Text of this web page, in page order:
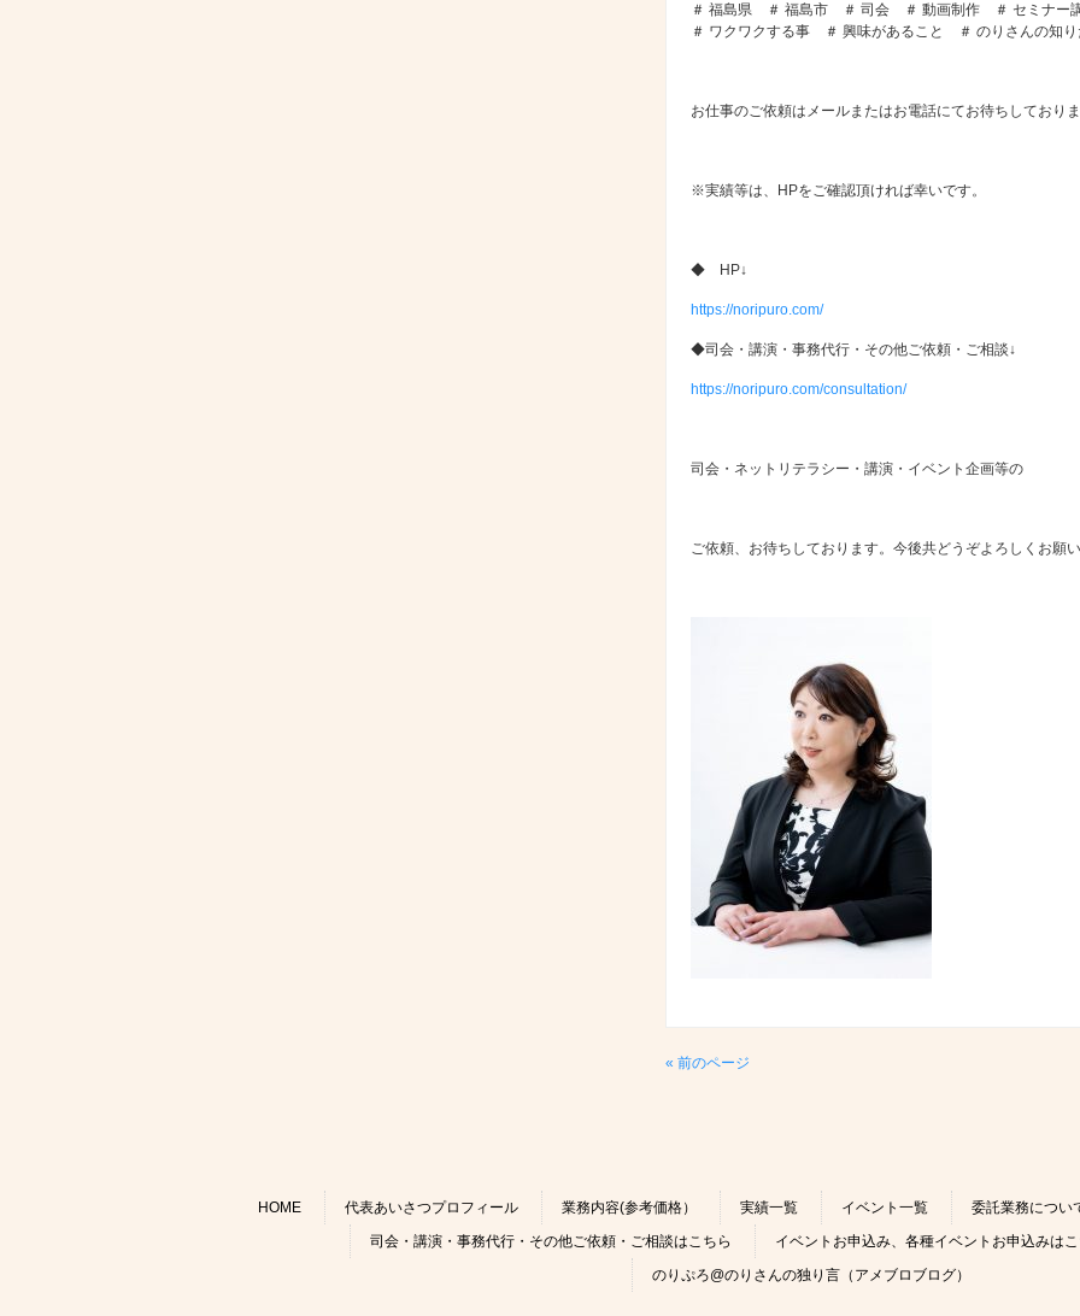
＃ 福島県 ＃ 福島市 ＃ 司会 ＃ 動画制作 ＃ セミナー
＃ ワクワクする事 ＃ 興味があること ＃ のりさんの知り
お仕事のご依頼はメールまたはお電話にてお待ちしておりま
※実績等は、HPをご確認頂ければ幸いです。
◆ HP↓
https://noripuro.com/
◆司会・講演・事務代行・その他ご依頼・ご相談↓
https://noripuro.com/consultation/
司会・ネットリテラシー・講演・イベント企画等の
ご依頼、お待ちしております。今後共どうぞよろしくお願い
« 前のページ
HOME 代表あいさつプロフィール 業務内容(参考価格） 実績一覧 イベント一覧 委託業務につい
司会・講演・事務代行・その他ご依頼・ご相談はこちら
イベントお申込み、各種イベントお申込みはこ
のりぷろ@のりさんの独り言（アメブロブログ）